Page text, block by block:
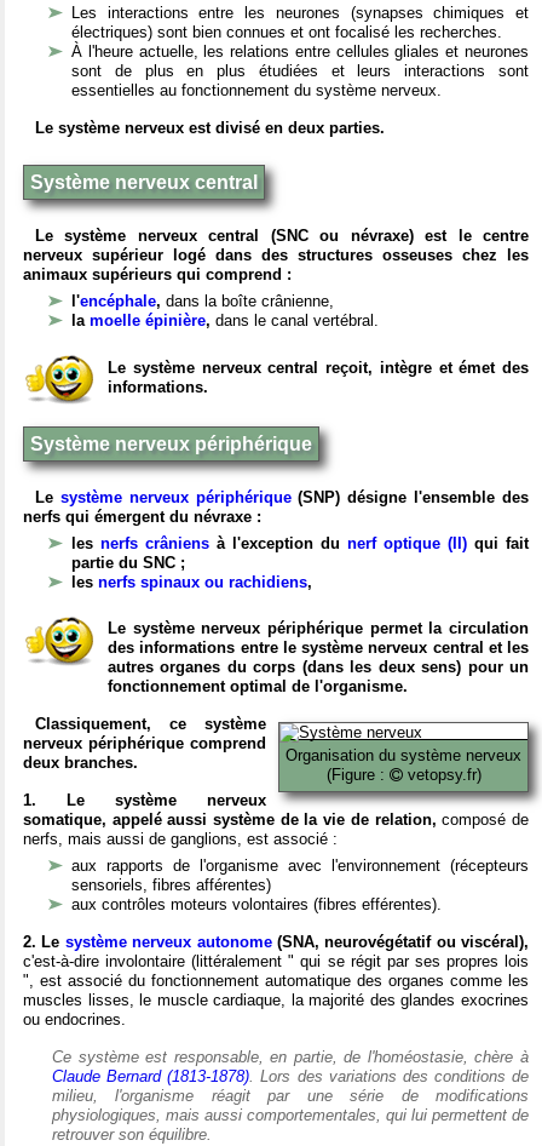
Les interactions entre les neurones (synapses chimiques et
électriques) sont bien connues et ont focalisé les recherches.
À l'heure actuelle, les relations entre cellules gliales et neurones
sont de plus en plus étudiées et leurs interactions sont
essentielles au fonctionnement du système nerveux.
Le système nerveux est divisé en deux parties.
Système nerveux central
Le système nerveux central (SNC ou névraxe) est le centre
nerveux supérieur logé dans des structures osseuses chez les
animaux supérieurs qui comprend :
l'encéphale, dans la boîte crânienne,
la moelle épinière, dans le canal vertébral.
Le système nerveux central reçoit, intègre et émet des
informations.
Système nerveux périphérique
Le système nerveux périphérique(SNP) désigne l'ensemble des
nerfs qui émergent du névraxe :
les nerfs crâniens à l'exception du nerf optique (II) qui fait
partie du SNC ;
les nerfs spinaux ou rachidiens,
Le système nerveux périphérique permet la circulation
des informations entre le système nerveux central et les
autres organes du corps (dans les deux sens) pour un
fonctionnement optimal de l'organisme.
Organisation du système nerveux
(Figure :
vetopsy.fr)
Classiquement, ce système
nerveux périphérique comprend
deux branches.
1. Le système nerveux
somatique, appelé aussi système de la vie de relation, composé de
nerfs, mais aussi de ganglions, est associé :
aux rapports de l'organisme avec l'environnement (récepteurs
sensoriels, fibres afférentes)
aux contrôles moteurs volontaires (fibres efférentes).
2. Le système nerveux autonome(SNA, neurovégétatif ou viscéral),
c'est-à-dire involontaire (littéralement " qui se régit par ses propres lois
", est associé du fonctionnement automatique des organes comme les
muscles lisses, le muscle cardiaque, la majorité des glandes exocrines
ou endocrines.
Ce système est responsable, en partie, de l'homéostasie, chère à
Claude Bernard (1813-1878). Lors des variations des conditions de
milieu, l'organisme réagit par une série de modifications
physiologiques, mais aussi comportementales, qui lui permettent de
retrouver son équilibre.